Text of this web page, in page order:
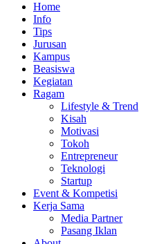
Home
Info
Tips
Jurusan
Kampus
Beasiswa
Kegiatan
Ragam
Lifestyle & Trend
Kisah
Motivasi
Tokoh
Entrepreneur
Teknologi
Startup
Event & Kompetisi
Kerja Sama
Media Partner
Pasang Iklan